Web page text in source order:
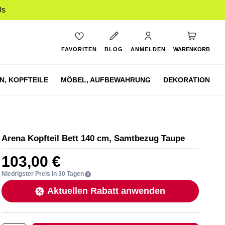
FAVORITEN BLOG ANMELDEN WARENKORB
KOPFTEILE MÖBEL, AUFBEWAHRUNG DEKORATION
Arena Kopfteil Bett 140 cm, Samtbezug Taupe
103,00 €
Niedrigster Preis in 30 Tagen
Aktuellen Rabatt anwenden